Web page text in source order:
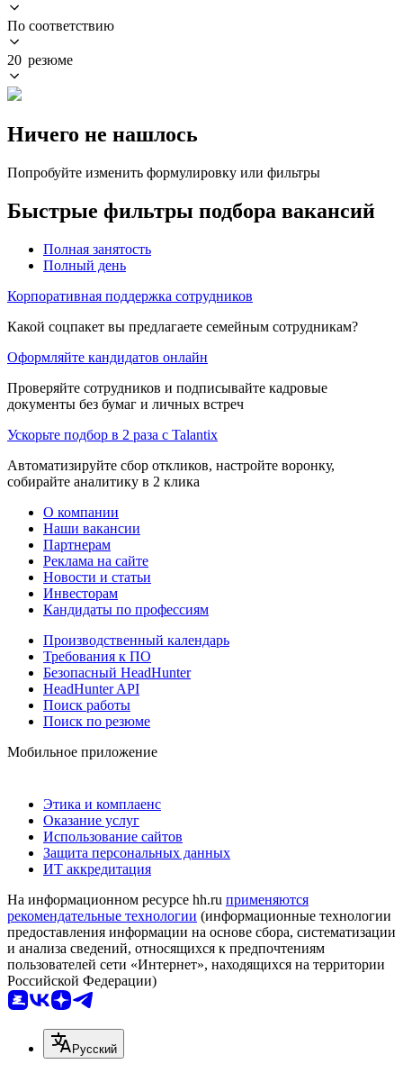
По соответствию
20 резюме
Ничего не нашлось
Попробуйте изменить формулировку или фильтры
Быстрые фильтры подбора вакансий
Полная занятость
Полный день
Корпоративная поддержка сотрудников
Какой соцпакет вы предлагаете семейным сотрудникам?
Оформляйте кандидатов онлайн
Проверяйте сотрудников и подписывайте кадровые
документы без бумаг и личных встреч
Ускорьте подбор в 2 раза с Talantix
Автоматизируйте сбор откликов, настройте воронку,
собирайте аналитику в 2 клика
О компании
Наши вакансии
Партнерам
Реклама на сайте
Новости и статьи
Инвесторам
Кандидаты по профессиям
Производственный календарь
Требования к ПО
Безопасный HeadHunter
HeadHunter API
Поиск работы
Поиск по резюме
Мобильное приложение
Этика и комплаенс
Оказание услуг
Использование сайтов
Защита персональных данных
ИТ аккредитация
На информационном ресурсе hh.ru применяются
рекомендательные технологии (информационные технологии
предоставления информации на основе сбора, систематизации
и анализа сведений, относящихся к предпочтениям
пользователей сети «Интернет», находящихся на территории
Российской Федерации)
Русский